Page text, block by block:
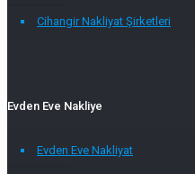
Cihangir Nakliyat Şirketleri
Evden Eve Nakliye
Evden Eve Nakliyat